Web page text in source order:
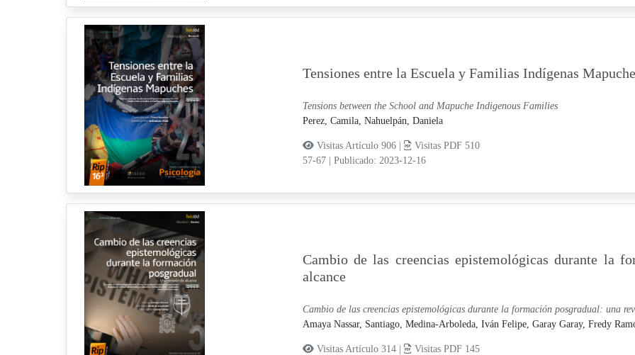
Tensiones entre la Escuela y Familias Indígenas
Tensions between the School and Mapuche Indigenous Families
Perez, Camila, Nahuelpán, Daniela
Visitas Artículo 906 |
Visitas PDF 510
57-67
Publicado: 2023-12-16
Cambio de las creencias epistemológicas durante la
alcance
Cambio de las creencias epistemológicas durante la formación posgradual: una
Amaya Nassar, Santiago, Medina-Arboleda, Iván Felipe, Garay Garay, Fredy
Visitas Artículo 314 |
Visitas PDF 145